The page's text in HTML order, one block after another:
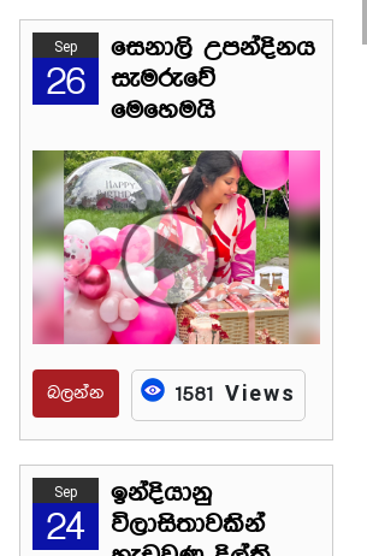
Sep
26
සෙනාලි උපන්දිනය
සැමරුවේ
මෙහෙමයි
බලන්න 1581 Views
Sep
24
ඉන්දියානු
විලාසිතාවකින්